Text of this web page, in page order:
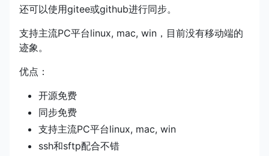
还可以使用gitee或github进行同步。
支持主流PC平台linux, mac, win，目前没有移动端的
迹象。
优点：
开源免费
同步免费
支持主流PC平台linux, mac, win
ssh和sftp配合不错